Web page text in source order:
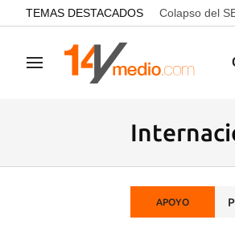
common.go-to-content
TEMAS DESTACADOS Colapso del
Navegación
APOYO